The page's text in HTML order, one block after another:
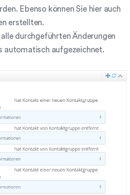
Ebenso können Sie hier auch
erstellten.
durchgeführten Änderungen
automatisch aufgezeichnet.